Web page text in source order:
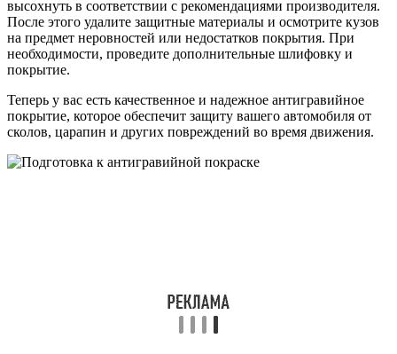
высохнуть в соответствии с рекомендациями производителя.
После этого удалите защитные материалы и осмотрите кузов
на предмет неровностей или недостатков покрытия. При
необходимости, проведите дополнительные шлифовку и
покрытие.
Теперь у вас есть качественное и надежное антигравийное
покрытие, которое обеспечит защиту вашего автомобиля от
сколов, царапин и других повреждений во время движения.